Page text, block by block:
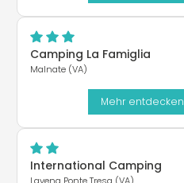
Camping La Famiglia
Malnate (VA)
Mehr entdecken
International Camping
Lavena Ponte Tresa (VA)